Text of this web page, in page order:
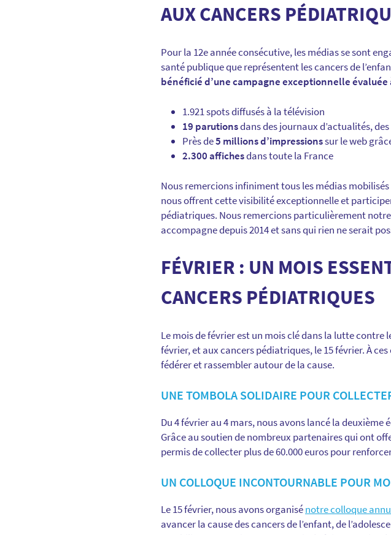
AUX CANCERS
Pour la 12e année consécutive, les médias se sont
santé publique que représentent les cancers de
bénéficié d’une campagne exceptionnelle évaluée
1.921 spots diffusés à la télévision
19 parutionsdans des journaux d’actualités,
Près de5 millions d’impressionssur le web
2.300 affichesdans toute la France
Nous remercions infiniment tous les médias
nous offrent cette visibilité exceptionnelle et
pédiatriques. Nous remercions particulièrement
accompagne depuis 2014 et sans qui rien ne serait
FÉVRIER : UN MOIS
CANCERS PÉDIATRIQUES
Le mois de février est un mois clé dans la lutte
février, et aux cancers pédiatriques, le 15 février. À
fédérer et rassembler autour de la cause.
UNE TOMBOLA SOLIDAIRE POUR
Du 4 février au 4 mars, nous avons lancé la deuxième
Grâce au soutien de nombreux partenaires qui ont
permis de collecter plus de 60.000 euros pour
UN COLLOQUE INCONTOURNABLE POUR
Le 15 février, nous avons organisénotre colloque
avancer la cause des cancers de l’enfant, de